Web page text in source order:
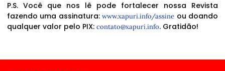
P.S. Você que nos lê pode fortalecer nossa Revista
fazendo uma assinatura:www.xapuri.info/assine ou doando
qualquer valor pelo PIX: contato@xapuri.info. Gratidão!